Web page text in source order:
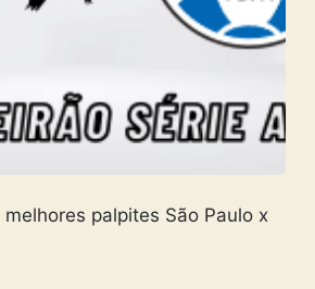
palpites São Paulo x